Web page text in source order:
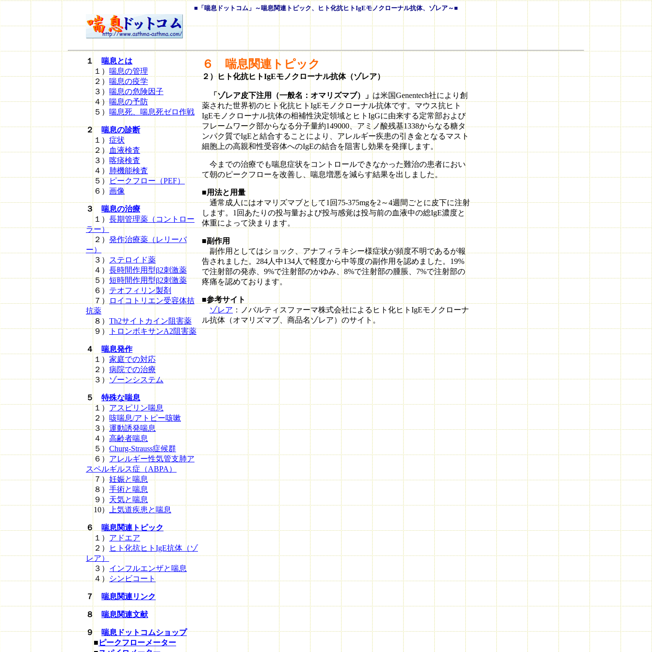
■「喘息ドットコム」～喘息関連トピック、ヒト化抗ヒトIgEモノクローナル抗体、ゾレア～■
１ 喘息とは
１） 喘息の管理
２） 喘息の疫学
３） 喘息の危険因子
４）喘息の予防
５） 喘息死、喘息死ゼロ作戦
２喘息の診断
１） 症状
２）血液検査
３） 喀痰検査
４） 肺機能検査
５）
ピークフロー（PEF）
６） 画像
３ 喘息の治療
１） 長期管理薬（コントロー
ラー）
２） 発作治療薬（レリーバ
ー）
３） ステロイド薬
４） 長時間作用型β2刺激薬
５）短時間作用型β2刺激薬
６） テオフィリン製剤
７）
ロイコトリエン受容体拮
抗薬
８） Th2サイトカイン阻害薬
９）トロンボキサンA2阻害薬
４ 喘息発作
１） 家庭での対応
２） 病院での治療
３）ゾーンシステム
５ 特殊な喘息
１） アスピリン喘息
２） 咳喘息/アトピー咳嗽
３）運動誘発喘息
４） 高齢者喘息
５） Churg-Strauss症候群
６） アレルギー性気管支肺ア
スペルギルス症（ABPA）
７）妊娠と喘息
８） 手術と喘息
９） 天気と喘息
10） 上気道疾患と喘息
６ 喘息関連トピック
１） アドエア
２）
ヒト化抗ヒトIgE抗体（ゾ
レア）
３） インフルエンザと喘息
４）シンビコート
７ 喘息関連リンク
８ 喘息関連文献
９喘息ドットコムショップ
■ ピークフローメーター
６ 喘息関連トピック
２）ヒト化抗ヒトIgEモノクローナル抗体（ゾレア）
「ゾレア皮下注用（一般名：オマリズマブ）」は米国Genentech社により創
薬された世界初のヒト化抗ヒトIgEモノクローナル抗体です。マウス抗ヒト
IgEモノクローナル抗体の相補性決定領域とヒトIgGに由来する定常部および
フレームワーク部からなる分子量約149000、アミノ酸残基1338からなる糖タ
ンパク質でIgEと結合することにより、アレルギー疾患の引き金となるマスト
細胞上の高親和性受容体へのIgEの結合を阻害し効果を発揮します。
今までの治療でも喘息症状をコントロールできなかった難治の患者におい
て朝のピークフローを改善し、喘息増悪を減らす結果を出しました。
■用法と用量
通常成人にはオマリズマブとして1回75-375mgを2～4週間ごとに皮下に注射
します。1回あたりの投与量および投与感覚は投与前の血液中の総IgE濃度と
体重によって決まります。
■副作用
副作用としてはショック、アナフィラキシー様症状が頻度不明であるが報
告されました。284人中134人で軽度から中等度の副作用を認めました。19%
で注射部の発赤、9%で注射部のかゆみ、8%で注射部の腫脹、7%で注射部の
疼痛を認めております。
■参考サイト
ゾレア ：ノバルティスファーマ株式会社によるヒト化ヒトIgEモノクローナ
ル抗体（オマリズマブ、商品名ゾレア）のサイト。